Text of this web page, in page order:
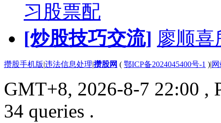
习股票配
[炒股技巧交流] 廖顺
攒股手机版|违法信息处理|攒股网 ( 鄂ICP备2024045400号-1 )|
GMT+8, 2026-8-7 22:00 ,
34 queries .